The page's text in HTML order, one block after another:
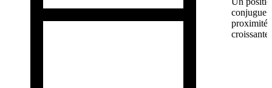
conjugue
proximité.